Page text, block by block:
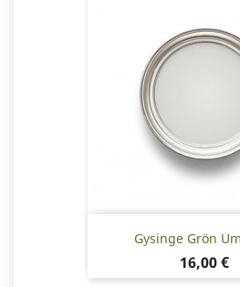
Gysinge Grön
Pris
16,00 €